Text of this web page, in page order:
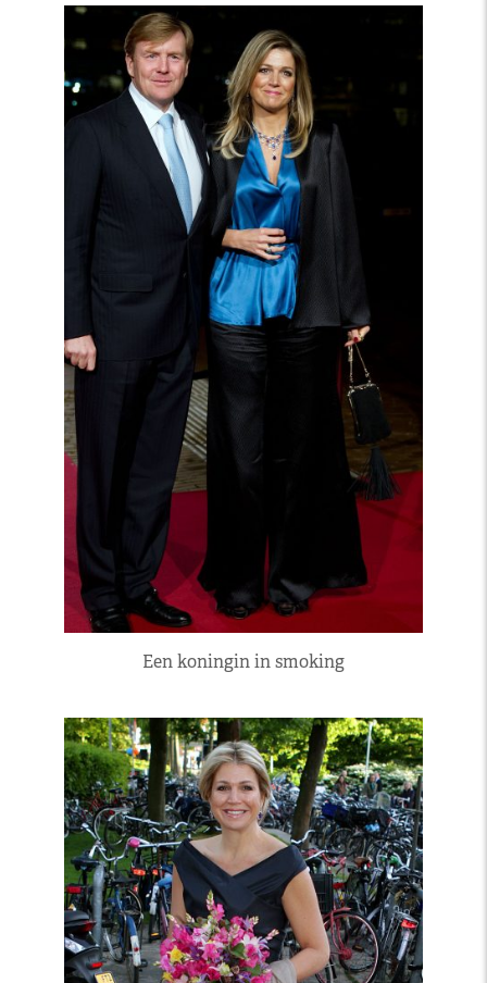
Een koningin in smoking